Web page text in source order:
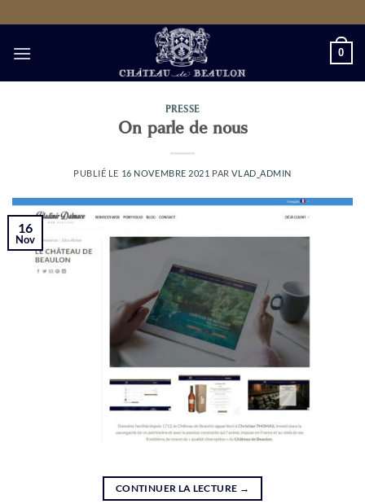
au
contenu
0
PRESSE
On parle de nous
PUBLIÉ LE 16 NOVEMBRE 2021 PARVLAD_ADMIN
16
Nov
CONTINUER LA LECTURE →